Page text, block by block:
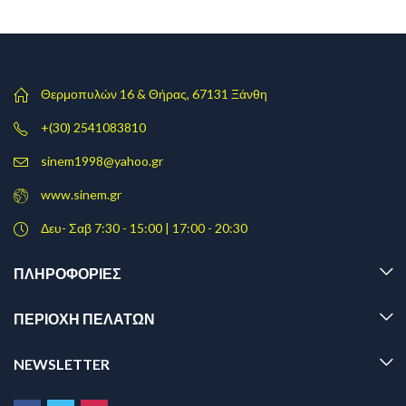
Θερμοπυλών 16 & Θήρας, 67131 Ξάνθη
+(30) 2541083810
sinem1998@yahoo.gr
www.sinem.gr
Δευ- Σαβ 7:30 - 15:00 | 17:00 - 20:30
ΠΛΗΡΟΦΟΡΊΕΣ
ΠΕΡΙΟΧΗ ΠΕΛΑΤΩΝ
NEWSLETTER